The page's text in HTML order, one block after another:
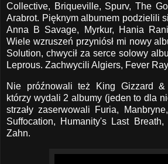
Collective, Briqueville, Spurv, The
Arabrot. Pięknym albumem podzielili
Anna B Savage, Myrkur, Hania
Wiele wzruszeń przyniósł mi nowy
Solution, chwycił za serce solowy
Leprous. Zachwycili Algiers, Fever
Nie próźnowali też King Gizzard
którzy wydali 2 albumy (jeden to dla
strzały zaserwowali Furia,
Suffocation, Humanity's Last
Zahn.